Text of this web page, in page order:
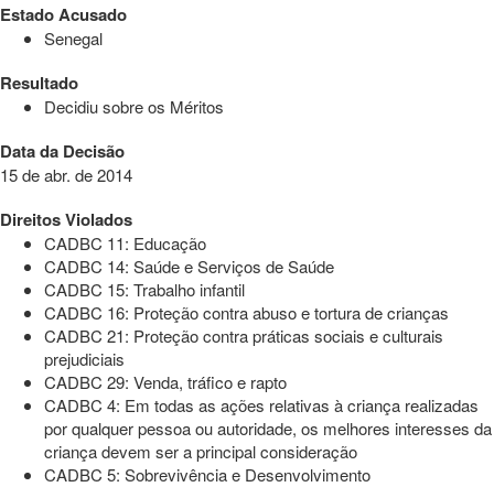
Estado Acusado
Senegal
Resultado
Decidiu sobre os Méritos
Data da Decisão
15 de abr. de 2014
Direitos Violados
CADBC 11: Educação
CADBC 14: Saúde e Serviços de Saúde
CADBC 15: Trabalho infantil
CADBC 16: Proteção contra abuso e tortura de crianças
CADBC 21: Proteção contra práticas sociais e culturais
prejudiciais
CADBC 29: Venda, tráfico e rapto
CADBC 4: Em todas as ações relativas à criança realizadas
por qualquer pessoa ou autoridade, os melhores interesses da
criança devem ser a principal consideração
CADBC 5: Sobrevivência e Desenvolvimento